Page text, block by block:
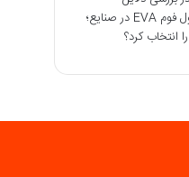
محبوبیت رول فوم EVA در صنایع؛
انتخاب کرد؟